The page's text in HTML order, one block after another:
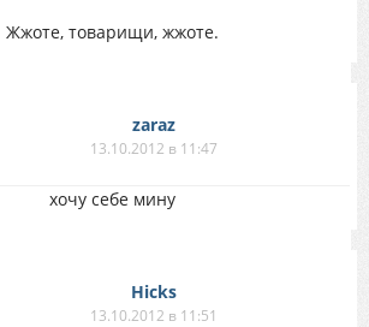
Жжоте, товарищи, жжоте.
zaraz
13.10.2012 в 11:47
хочу себе мину
Hicks
13.10.2012 в 11:51